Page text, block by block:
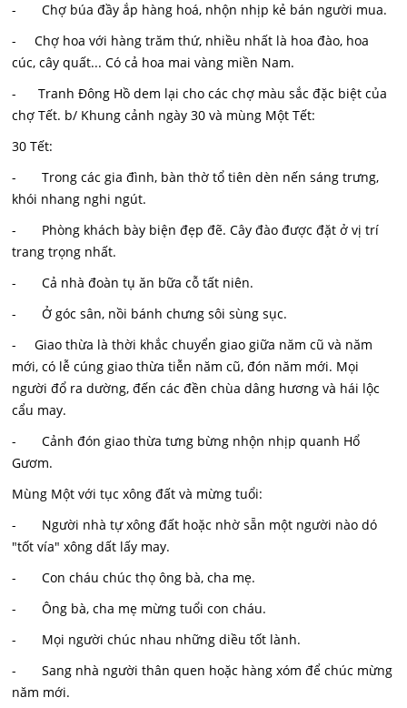
- Chợ búa đầy ắp hàng hoá, nhộn nhịp kẻ bán người mua.
- Chợ hoa với hàng trăm thứ, nhiều nhất là hoa đào, hoa
cúc, cây quất... Có cả hoa mai vàng miền Nam.
- Tranh Đông Hồ dem lại cho các chợ màu sắc đặc biệt của
chợ Tết. b/ Khung cảnh ngày 30 và mùng Một Tết:
30 Tết:
- Trong các gia đình, bàn thờ tổ tiên dèn nến sáng trưng,
khói nhang nghi ngút.
- Phòng khách bày biện đẹp đẽ. Cây đào được đặt ở vị trí
trang trọng nhất.
- Cả nhà đoàn tụ ăn bữa cỗ tất niên.
- Ở góc sân, nồi bánh chưng sôi sùng sục.
- Giao thừa là thời khắc chuyển giao giữa năm cũ và năm
mới, có lễ cúng giao thừa tiễn năm cũ, đón năm mới. Mọi
người đổ ra dường, đến các đền chùa dâng hương và hái lộc
cẩu may.
- Cảnh đón giao thừa tưng bừng nhộn nhịp quanh Hổ
Gươm.
Mùng Một với tục xông đất và mừng tuổi:
- Người nhà tự xông đất hoặc nhờ sẵn một người nào dó
"tốt vía" xông dất lấy may.
- Con cháu chúc thọ ông bà, cha mẹ.
- Ông bà, cha mẹ mừng tuổi con cháu.
- Mọi người chúc nhau những diều tốt lành.
- Sang nhà người thân quen hoặc hàng xóm để chúc mừng
năm mới.